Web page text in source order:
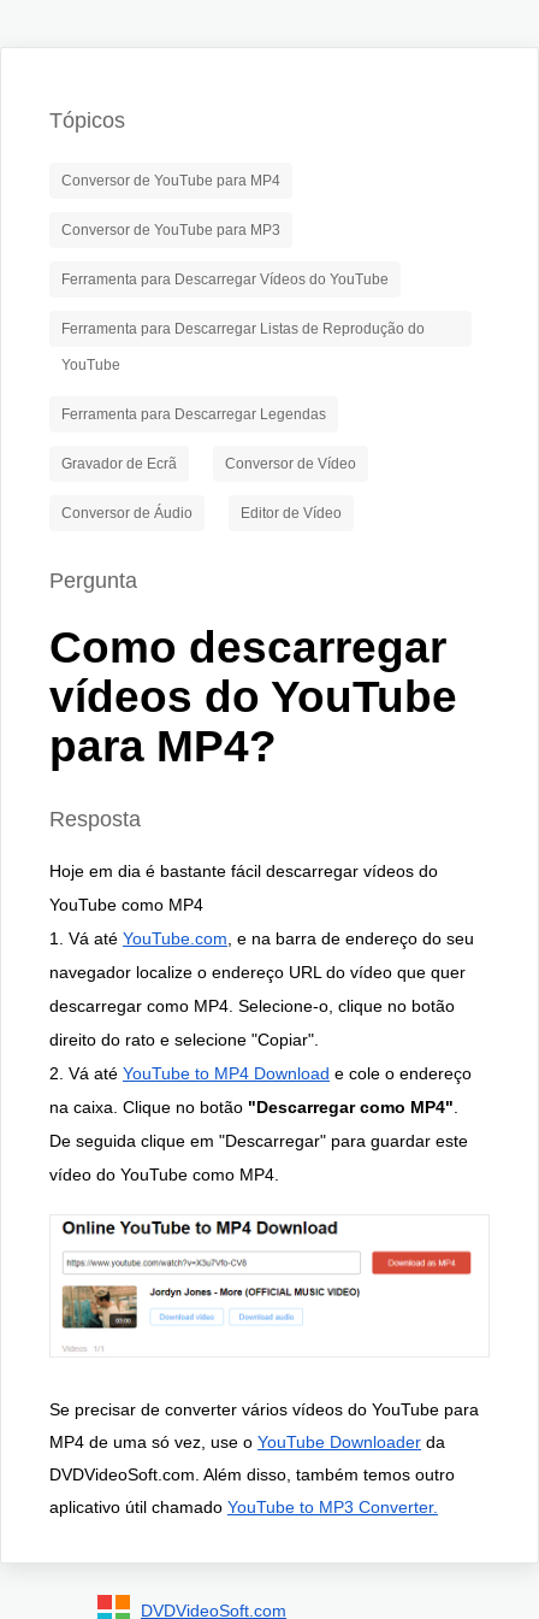
Tópicos
Conversor de YouTube para MP4
Conversor de YouTube para MP3
Ferramenta para Descarregar Vídeos do YouTube
Ferramenta para Descarregar Listas de Reprodução do
YouTube
Ferramenta para Descarregar Legendas
Gravador de Ecrã Conversor de Vídeo
Conversor de Áudio Editor de Vídeo
Pergunta
Como descarregar
vídeos do YouTube
para MP4?
Resposta
Hoje em dia é bastante fácil descarregar vídeos do
YouTube como MP4
1. Vá até YouTube.com , e na barra de endereço do seu
navegador localize o endereço URL do vídeo que quer
descarregar como MP4. Selecione-o, clique no botão
direito do rato e selecione "Copiar".
2. Vá até YouTube to MP4 Download e cole o endereço
na caixa. Clique no botão "Descarregar como MP4"
De seguida clique em "Descarregar" para guardar este
vídeo do YouTube como MP4.
Se precisar de converter vários vídeos do YouTube para
MP4 de uma só vez, use o YouTube Downloader da
DVDVideoSoft.com. Além disso, também temos outro
aplicativo útil chamado YouTube to MP3 Converter.
DVDVideoSoft.com